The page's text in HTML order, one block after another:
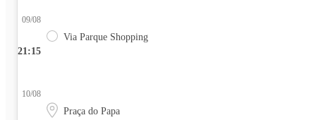
21:15
09/08
Via Parque Shopping
10/08
Praça do Papa